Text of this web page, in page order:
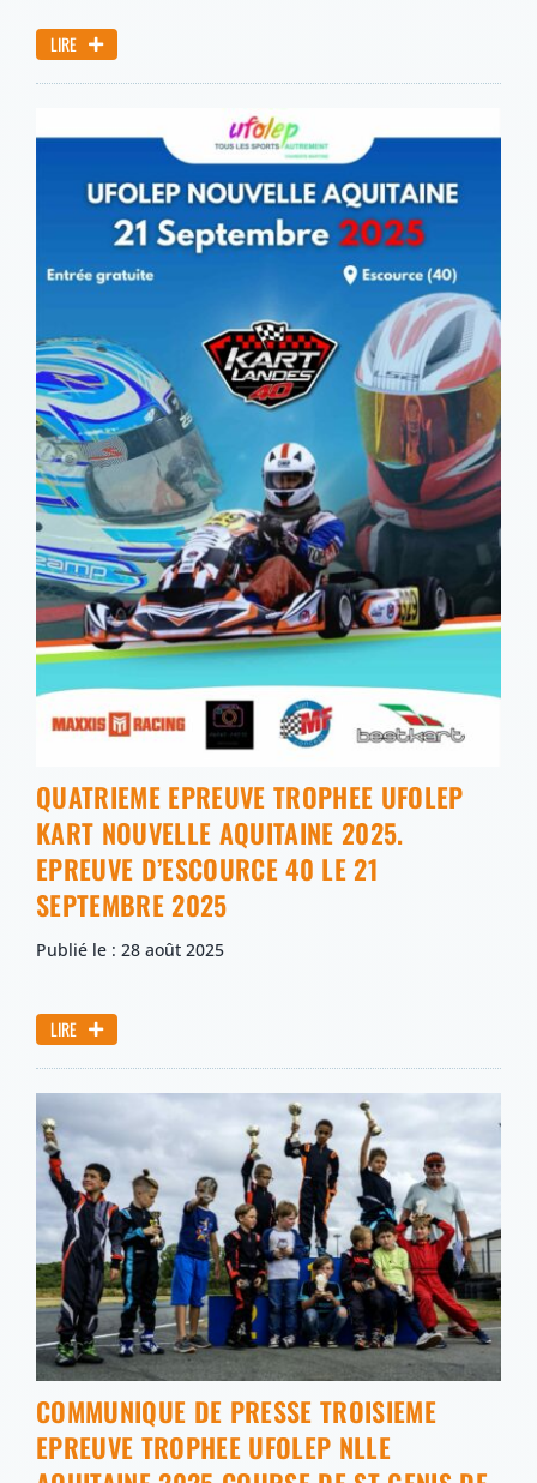
LIRE
QUATRIEME EPREUVE TROPHEE UFOLEP
KART NOUVELLE AQUITAINE 2025.
EPREUVE D’ESCOURCE 40 LE 21
SEPTEMBRE 2025
Publié le : 28 août 2025
LIRE
COMMUNIQUE DE PRESSE TROISIEME
EPREUVE TROPHEE UFOLEP NLLE